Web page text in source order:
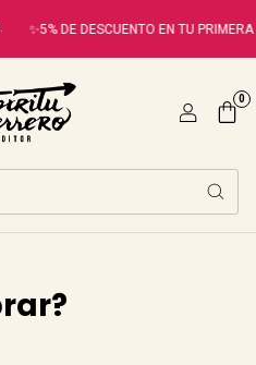
✨5% DE DESCUENTO EN TU PRIMERA
0